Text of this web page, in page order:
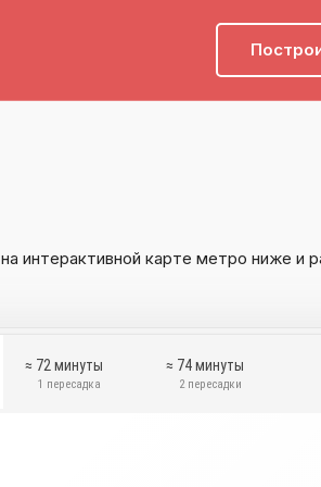
на интерактивной карте метро ниже и
≈ 72 минуты
1 пересадка
≈ 74 минуты
2 пересадки